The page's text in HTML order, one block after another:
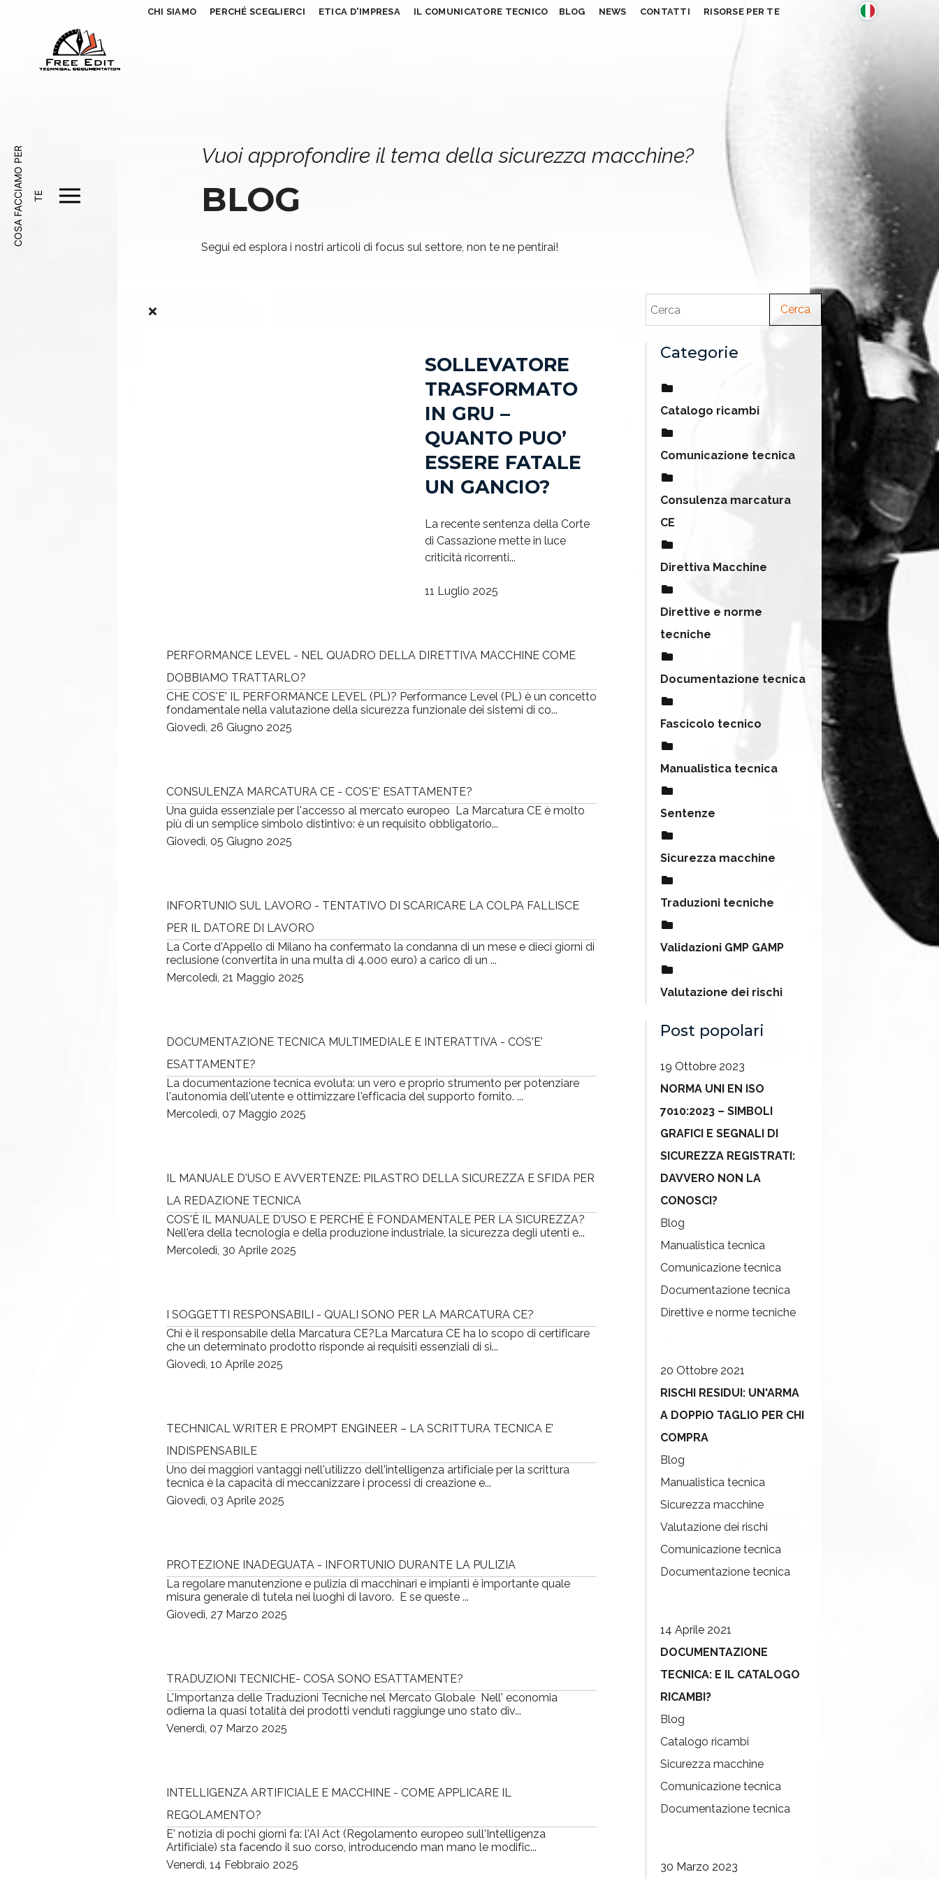
CHI SIAMO PERCHÉ SCEGLIERCI ETICA D'IMPRESA IL COMUNICATORE TECNICO BLOG NEWS CONTATTI RISORSE PER TE
C
O
S
A
F
A
C C
I
A
M
O
P
E
R
T E
Vuoi approfondire il tema della sicurezza macchine?
BLOG
Segui ed esplora i nostri articoli di focus sul settore, non te ne pentirai!
SOLLEVATORE
TRASFORMATO
IN GRU –
QUANTO PUO’
ESSERE FATALE
UN GANCIO?
La recente sentenza della Corte
di Cassazione mette in luce
criticità ricorrenti...
11 Luglio 2025
PERFORMANCE LEVEL - NEL QUADRO DELLA DIRETTIVA MACCHINE COME
DOBBIAMO TRATTARLO?
CHE COS'E' IL PERFORMANCE LEVEL (PL)? Performance Level (PL) è un concetto
fondamentale nella valutazione della sicurezza funzionale dei sistemi di co...
Giovedì, 26 Giugno 2025
CONSULENZA MARCATURA CE - COS'E' ESATTAMENTE?
Una guida essenziale per l'accesso al mercato europeo La Marcatura CE è molto
più di un semplice simbolo distintivo: è un requisito obbligatorio...
Giovedì, 05 Giugno 2025
INFORTUNIO SUL LAVORO - TENTATIVO DI SCARICARE LA COLPA FALLISCE
PER IL DATORE DI LAVORO
La Corte d'Appello di Milano ha confermato la condanna di un mese e dieci giorni di
reclusione (convertita in una multa di 4.000 euro) a carico di un ...
Mercoledì, 21 Maggio 2025
DOCUMENTAZIONE TECNICA MULTIMEDIALE E INTERATTIVA - COS'E'
ESATTAMENTE?
La documentazione tecnica evoluta: un vero e proprio strumento per potenziare
l'autonomia dell'utente e ottimizzare l'efficacia del supporto fornito. ...
Mercoledì, 07 Maggio 2025
IL MANUALE D'USO E AVVERTENZE: PILASTRO DELLA SICUREZZA E SFIDA PER
LA REDAZIONE TECNICA
COS'È IL MANUALE D'USO E PERCHÉ È FONDAMENTALE PER LA SICUREZZA?
Nell'era della tecnologia e della produzione industriale, la sicurezza degli utenti e...
Mercoledì, 30 Aprile 2025
I SOGGETTI RESPONSABILI - QUALI SONO PER LA MARCATURA CE?
Chi è il responsabile della Marcatura CE?La Marcatura CE ha lo scopo di certificare
che un determinato prodotto risponde ai requisiti essenziali di si...
Giovedì, 10 Aprile 2025
TECHNICAL WRITER E PROMPT ENGINEER – LA SCRITTURA TECNICA E’
INDISPENSABILE
Uno dei maggiori vantaggi nell'utilizzo dell'intelligenza artificiale per la scrittura
tecnica è la capacità di meccanizzare i processi di creazione e...
Giovedì, 03 Aprile 2025
PROTEZIONE INADEGUATA - INFORTUNIO DURANTE LA PULIZIA
La regolare manutenzione e pulizia di macchinari e impianti è importante quale
misura generale di tutela nei luoghi di lavoro. E se queste ...
Giovedì, 27 Marzo 2025
TRADUZIONI TECNICHE- COSA SONO ESATTAMENTE?
L'Importanza delle Traduzioni Tecniche nel Mercato Globale Nell' economia
odierna la quasi totalità dei prodotti venduti raggiunge uno stato div...
Venerdì, 07 Marzo 2025
INTELLIGENZA ARTIFICIALE E MACCHINE - COME APPLICARE IL
REGOLAMENTO?
E' notizia di pochi giorni fa: l'AI Act (Regolamento europeo sull'Intelligenza
Artificiale) sta facendo il suo corso, introducendo man mano le modific...
Venerdì, 14 Febbraio 2025
Cerca
Categorie
Catalogo ricambi
Comunicazione tecnica
Consulenza marcatura
CE
Direttiva Macchine
Direttive e norme
tecniche
Documentazione tecnica
Fascicolo tecnico
Manualistica tecnica
Sentenze
Sicurezza macchine
Traduzioni tecniche
Validazioni GMP GAMP
Valutazione dei rischi
Post popolari
19 Ottobre 2023
NORMA UNI EN ISO
7010:2023 – SIMBOLI
GRAFICI E SEGNALI DI
SICUREZZA REGISTRATI:
DAVVERO NON LA
CONOSCI?
Blog
Manualistica tecnica
Comunicazione tecnica
Documentazione tecnica
Direttive e norme tecniche
20 Ottobre 2021
RISCHI RESIDUI: UN'ARMA
A DOPPIO TAGLIO PER CHI
COMPRA
Blog
Manualistica tecnica
Sicurezza macchine
Valutazione dei rischi
Comunicazione tecnica
Documentazione tecnica
14 Aprile 2021
DOCUMENTAZIONE
TECNICA: E IL CATALOGO
RICAMBI?
Blog
Catalogo ricambi
Sicurezza macchine
Comunicazione tecnica
Documentazione tecnica
30 Marzo 2023